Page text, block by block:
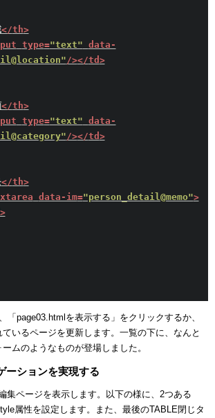
</th>
type="text" data-
/></td >
</th>
type="text" data-
/></td >
</th>
data-im="person_detail@memo">
>
「page03.htmlを表示する」をクリックするか、
いるページを更新します。一覧の下に、なんと
ムのようなものが登場しました。
ーションを実現する
集ページを表示します。以下の様に、2つある
属性を設定します。また、最後のTABLE閉じタ